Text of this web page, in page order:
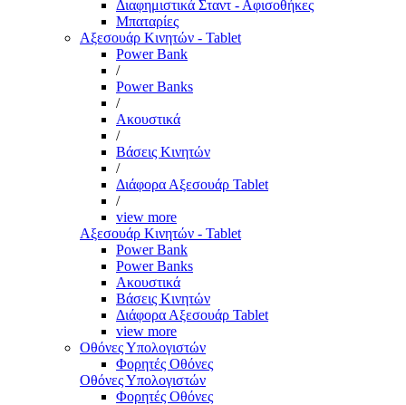
Διαφημιστικά Σταντ - Αφισοθήκες
Μπαταρίες
Αξεσουάρ Κινητών - Tablet
Power Bank
/
Power Banks
/
Ακουστικά
/
Βάσεις Κινητών
/
Διάφορα Αξεσουάρ Tablet
/
view more
Αξεσουάρ Κινητών - Tablet
Power Bank
Power Banks
Ακουστικά
Βάσεις Κινητών
Διάφορα Αξεσουάρ Tablet
view more
Οθόνες Υπολογιστών
Φορητές Οθόνες
Οθόνες Υπολογιστών
Φορητές Οθόνες